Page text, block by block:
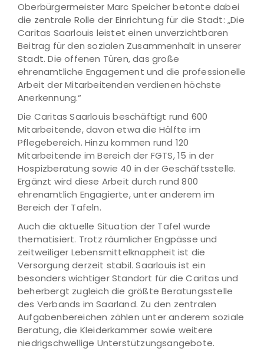
Oberbürgermeister Marc Speicher betonte dabei
die zentrale Rolle der Einrichtung für die Stadt: „Die
Caritas Saarlouis leistet einen unverzichtbaren
Beitrag für den sozialen Zusammenhalt in unserer
Stadt. Die offenen Türen, das große
ehrenamtliche Engagement und die professionelle
Arbeit der Mitarbeitenden verdienen höchste
Anerkennung.“
Die Caritas Saarlouis beschäftigt rund 600
Mitarbeitende, davon etwa die Hälfte im
Pflegebereich. Hinzu kommen rund 120
Mitarbeitende im Bereich der FGTS, 15 in der
Hospizberatung sowie 40 in der Geschäftsstelle.
Ergänzt wird diese Arbeit durch rund 800
ehrenamtlich Engagierte, unter anderem im
Bereich der Tafeln.
Auch die aktuelle Situation der Tafel wurde
thematisiert. Trotz räumlicher Engpässe und
zeitweiliger Lebensmittelknappheit ist die
Versorgung derzeit stabil. Saarlouis ist ein
besonders wichtiger Standort für die Caritas und
beherbergt zugleich die größte Beratungsstelle
des Verbands im Saarland. Zu den zentralen
Aufgabenbereichen zählen unter anderem soziale
Beratung, die Kleiderkammer sowie weitere
niedrigschwellige Unterstützungsangebote.